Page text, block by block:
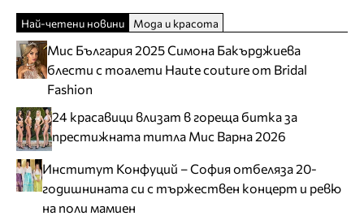
Най-четени новини Мода и красота
Мис България 2025 Симона Бакърджиева
блести с тоалети Haute couture от Bridal
Fashion
24 красавици влизат в гореща битка за
престижната титла Мис Варна 2026
Институт Конфуций – София отбеляза 20-
годишнината си с тържествен концерт и ревю
на поли мамиен